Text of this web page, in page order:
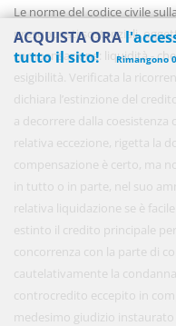
Le norme del codice civile
presupposti sostanziali,
compensazione: liquidità -
esigibilità. Verificata la
dichiara l’estinzione del
a decorrere dalla
relativa eccezione, rigetta la
compensazione è certo, ma
in tutto o in parte, nel suo
relativa liquidazione se è
estinto il credito principale
concorrenza con la parte di
cautelativamente la
controcredito eccepito in
medesimo giudizio
ACQUISTA ORA
tutto il sito!
Rimangono